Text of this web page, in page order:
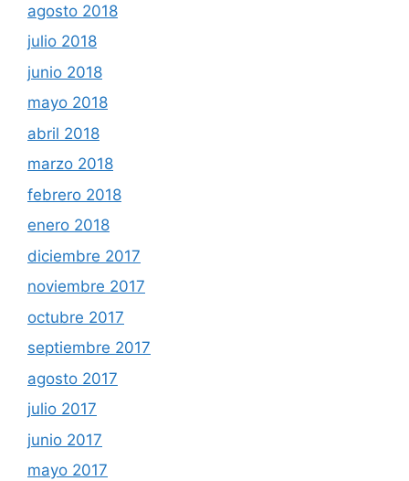
agosto 2018
julio 2018
junio 2018
mayo 2018
abril 2018
marzo 2018
febrero 2018
enero 2018
diciembre 2017
noviembre 2017
octubre 2017
septiembre 2017
agosto 2017
julio 2017
junio 2017
mayo 2017